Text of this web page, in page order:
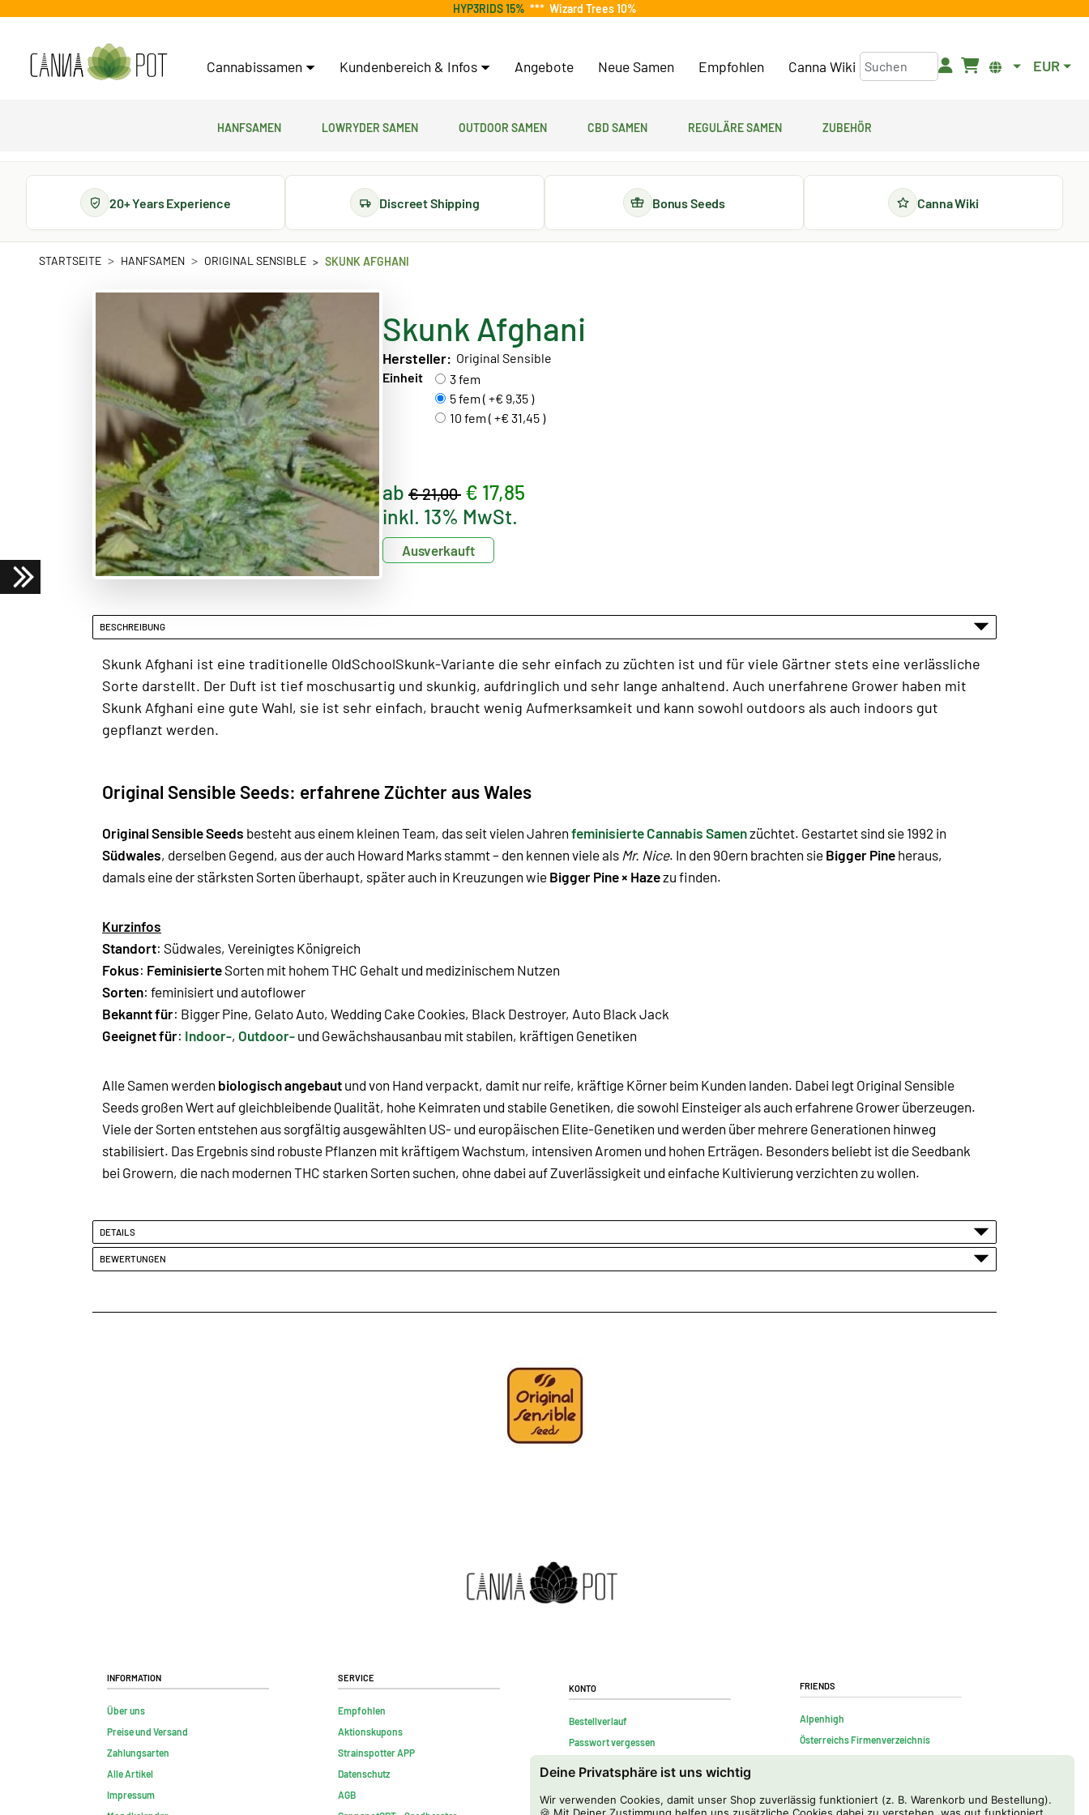
Deine Privatsphäre ist uns wichtig
Wir verwenden Cookies, damit unser Shop zuverlässig funktioniert (z. B. Warenkorb und Bestellung).
HYP3RIDS 15% *** Wizard Trees 10%
Cannabissamen Kundenbereich & Infos Angebote Neue Samen Empfohlen Canna Wiki EUR
Hanfsamen Lowryder Samen Outdoor Samen CBD Samen Reguläre Samen Zubehör
20+ Years Experience Discreet Shipping Bonus Seeds Canna Wiki
STARTSEITE HANFSAMEN ORIGINAL SENSIBLE SKUNK AFGHANI
Skunk Afghani
Hersteller: Original Sensible
Einheit
3 fem
5 fem ( +€ 9,35 )
10 fem ( +€ 31,45 )
ab € 21,00 € 17,85
inkl. 13% MwSt.
Ausverkauft
BESCHREIBUNG
Skunk Afghani ist eine traditionelle OldSchoolSkunk-Variante die sehr einfach zu züchten ist und für viele Gärtner stets eine verlässliche
Sorte darstellt. Der Duft ist tief moschusartig und skunkig, aufdringlich und sehr lange anhaltend. Auch unerfahrene Grower haben mit
Skunk Afghani eine gute Wahl, sie ist sehr einfach, braucht wenig Aufmerksamkeit und kann sowohl outdoors als auch indoors gut
gepflanzt werden.
Original Sensible Seeds: erfahrene Züchter aus Wales
Original Sensible Seeds besteht aus einem kleinen Team, das seit vielen Jahren feminisierte Cannabis Samenzüchtet. Gestartet sind sie 1992 in
Südwales, derselben Gegend, aus der auch Howard Marks stammt – den kennen viele als Mr. Nice. In den 90ern brachten sie Bigger Pine heraus,
damals eine der stärksten Sorten überhaupt, später auch in Kreuzungen wie Bigger Pine × Hazezu finden.
Kurzinfos
Standort: Südwales, Vereinigtes Königreich
Fokus: Feminisierte Sorten mit hohem THC Gehalt und medizinischem Nutzen
Sorten: feminisiert und autoflower
Bekannt für: Bigger Pine, Gelato Auto, Wedding Cake Cookies, Black Destroyer, Auto Black Jack
Geeignet für: Indoor-, Outdoor- und Gewächshausanbau mit stabilen, kräftigen Genetiken
Alle Samen werden biologisch angebaut und von Hand verpackt, damit nur reife, kräftige Körner beim Kunden landen. Dabei legt Original Sensible
Seeds großen Wert auf gleichbleibende Qualität, hohe Keimraten und stabile Genetiken, die sowohl Einsteiger als auch erfahrene Grower überzeugen.
Viele der Sorten entstehen aus sorgfältig ausgewählten US- und europäischen Elite-Genetiken und werden über mehrere Generationen hinweg
stabilisiert. Das Ergebnis sind robuste Pflanzen mit kräftigem Wachstum, intensiven Aromen und hohen Erträgen. Besonders beliebt ist die Seedbank
bei Growern, die nach modernen THC starken Sorten suchen, ohne dabei auf Zuverlässigkeit und einfache Kultivierung verzichten zu wollen.
DETAILS
BEWERTUNGEN
Information
Über uns
Preise und Versand
Zahlungsarten
Alle Artikel
Impressum
Service
Empfohlen
Aktionskupons
Strainspotter APP
Datenschutz
AGB
Konto
Bestellverlauf
Passwort vergessen
Vertrag widerrufen
Friends
Alpenhigh
Österreichs Firmenverzeichnis